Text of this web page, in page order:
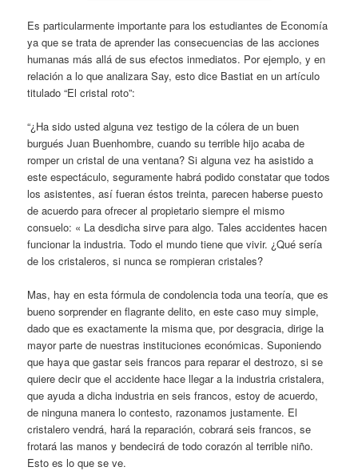
Es particularmente importante para los estudiantes de Economía
ya que se trata de aprender las consecuencias de las acciones
humanas más allá de sus efectos inmediatos. Por ejemplo, y en
relación a lo que analizara Say, esto dice Bastiat en un artículo
titulado “El cristal roto”:
“¿Ha sido usted alguna vez testigo de la cólera de un buen
burgués Juan Buenhombre, cuando su terrible hijo acaba de
romper un cristal de una ventana? Si alguna vez ha asistido a
este espectáculo, seguramente habrá podido constatar que todos
los asistentes, así fueran éstos treinta, parecen haberse puesto
de acuerdo para ofrecer al propietario siempre el mismo
consuelo: « La desdicha sirve para algo. Tales accidentes hacen
funcionar la industria. Todo el mundo tiene que vivir. ¿Qué sería
de los cristaleros, si nunca se rompieran cristales?
Mas, hay en esta fórmula de condolencia toda una teoría, que es
bueno sorprender en flagrante delito, en este caso muy simple,
dado que es exactamente la misma que, por desgracia, dirige la
mayor parte de nuestras instituciones económicas. Suponiendo
que haya que gastar seis francos para reparar el destrozo, si se
quiere decir que el accidente hace llegar a la industria cristalera,
que ayuda a dicha industria en seis francos, estoy de acuerdo,
de ninguna manera lo contesto, razonamos justamente. El
cristalero vendrá, hará la reparación, cobrará seis francos, se
frotará las manos y bendecirá de todo corazón al terrible niño.
Esto es lo que se ve.